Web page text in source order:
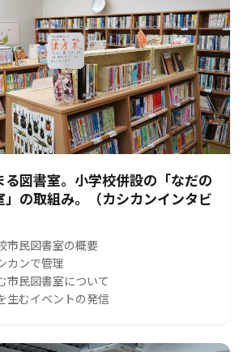
る図書室。小学校併設の「なだの
」の取組み。（カシカンインタビ
市民図書室の概要
カンで管理
市民図書室について
生むイベントの発信